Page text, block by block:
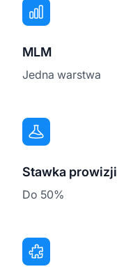
MLM
Jedna warstwa
Stawka prowizji
Do 50%